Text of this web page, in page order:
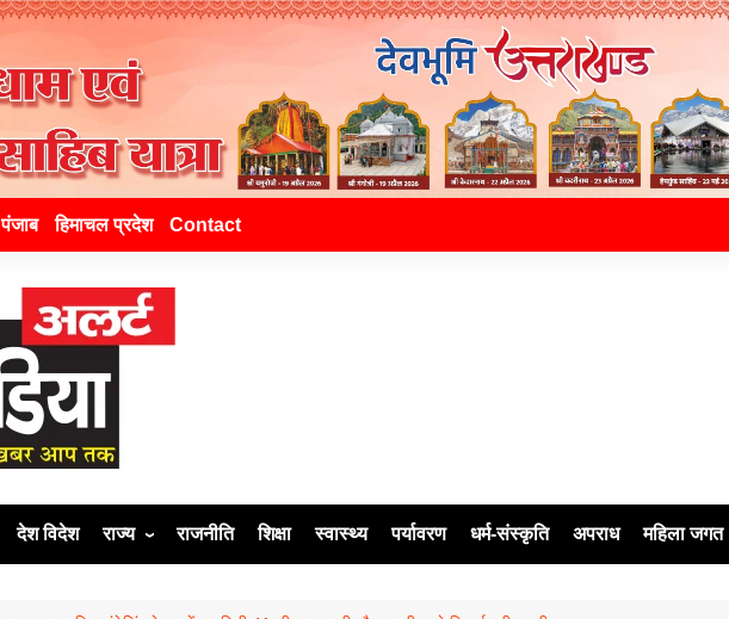
पंजाब हिमाचल प्रदेश Contact
देश विदेश राज्य राजनीति शिक्षा स्वास्थ्य पर्यावरण धर्म-संस्कृति अपराध महिला जगत